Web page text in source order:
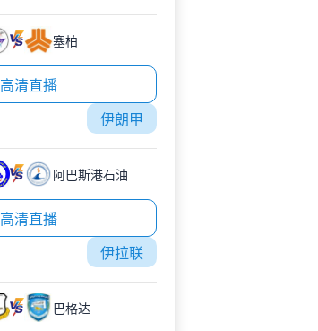
塞柏
高清直播
伊朗甲
阿巴斯港石油
高清直播
伊拉联
巴格达